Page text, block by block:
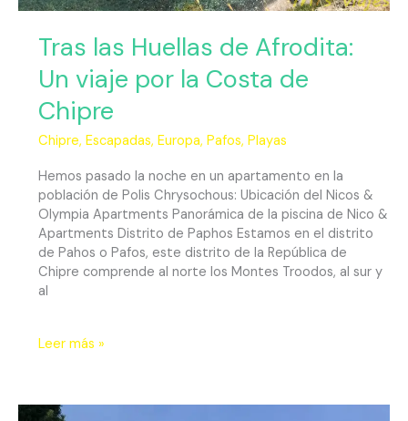
Tras las Huellas de Afrodita:
Un viaje por la Costa de
Chipre
Chipre, Escapadas, Europa, Pafos, Playas
Hemos pasado la noche en un apartamento en la
población de Polis Chrysochous: Ubicación del Nicos &
Olympia Apartments Panorámica de la piscina de Nico &
Apartments Distrito de Paphos Estamos en el distrito
de Pahos o Pafos, este distrito de la República de
Chipre comprende al norte los Montes Troodos, al sur y
al
Leer más »
Nicosia: